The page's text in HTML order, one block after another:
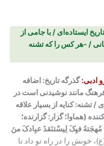
ایستاده‌ای / با جامی از
/ -هر کس را که تشنه
ادبی: گذرگه تاریخ: اضافه
مانند نوشیدنی است در
تشنه: کنایه از بسیار علاقه
(هماوا؛ گزار: گزارنده؛
مُهجَتهُ فیِکَ لِیسْتنَقذَ عبِادکَ منَ
خونش را در راه تو داد تا